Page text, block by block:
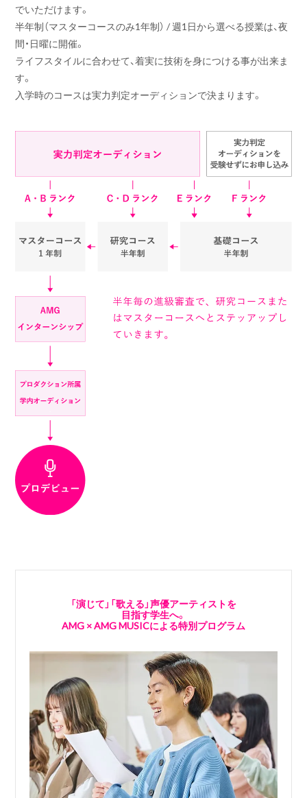
でいただけます。
半年制（マスターコースのみ1年制） / 週1日から選べる授業は、夜
間・日曜に開催。
ライフスタイルに合わせて、着実に技術を身につける事が出来ま
す。
入学時のコースは実力判定オーディションで決まります。
「演じて」「歌える」声優アーティストを
目指す学生へ。
AMG × AMG MUSICによる特別プログラム